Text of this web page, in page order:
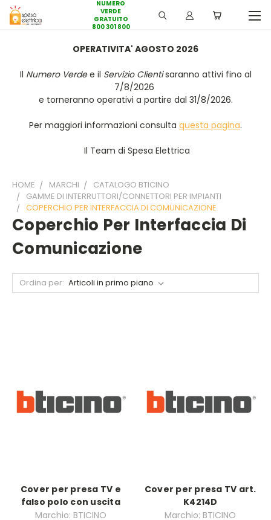
NUMERO
VERDE
GRATUITO
800 301 800
OPERATIVITA' AGOSTO 2026
Il Numero Verdee il Servizio Clientisaranno attivi fino al
7/8/2026
e torneranno operativi a partire dal 31/8/2026.
Per maggiori informazioni consulta questa pagina.
Il Team di Spesa Elettrica
HOME MARCHI
CATALOGO BTICINO
GAMME DI INTERRUTTORI/CONNETTORI PER IMPIANTI
COPERCHIO PER INTERFACCIA DI COMUNICAZIONE
Coperchio Per Interfaccia Di
Comunicazione
Ordina per:
Cover per presa TV e
falso polo con uscita
Marchio: BTICINO
Cover per presa TV art.
K4214D
Marchio: BTICINO